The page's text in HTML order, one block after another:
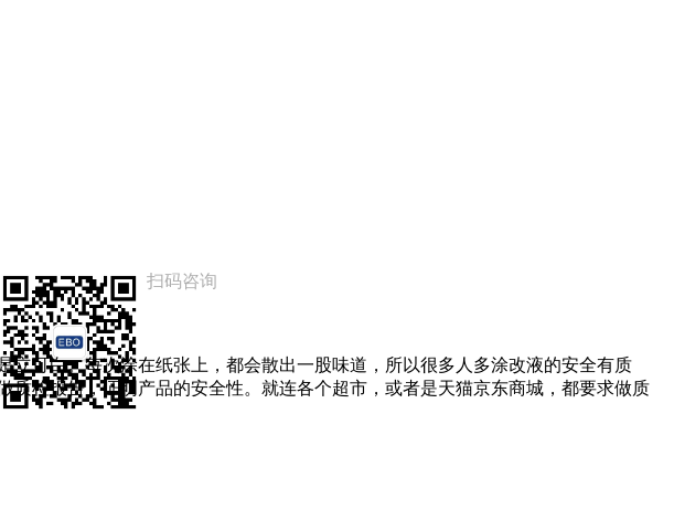
立可白。每次涂在纸张上，都会散出一股味道，所以很多人多涂改液的安全有质
质检报告，证明产品的安全性。就连各个超市，或者是天猫京东商城，都要求做质
扫码咨询